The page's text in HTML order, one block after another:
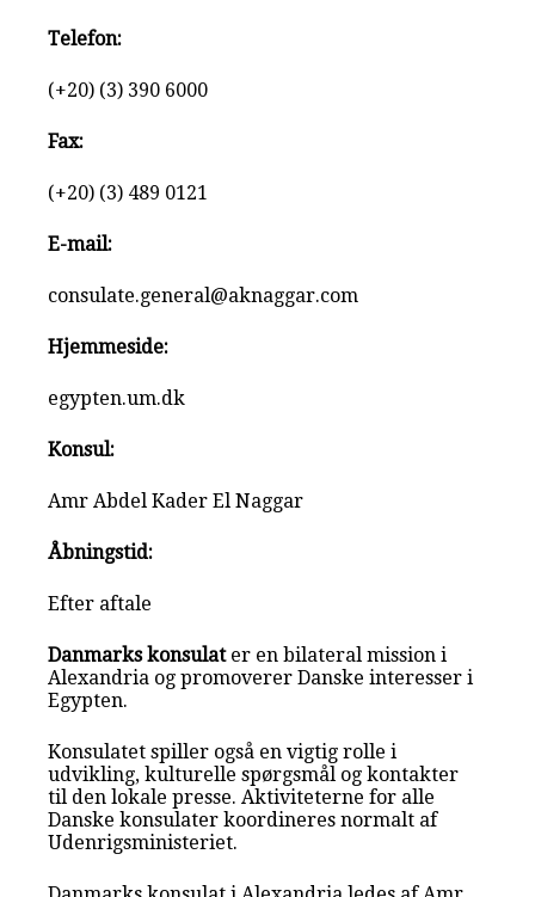
Telefon:
(+20) (3) 390 6000
Fax:
(+20) (3) 489 0121
E-mail:
consulate.general@aknaggar.com
Hjemmeside:
egypten.um.dk
Konsul:
Amr Abdel Kader El Naggar
Åbningstid:
Efter aftale
Danmarks konsulater en bilateral mission i
Alexandria og promoverer Danske interesser i
Egypten.
Konsulatet spiller også en vigtig rolle i
udvikling, kulturelle spørgsmål og kontakter
til den lokale presse. Aktiviteterne for alle
Danske konsulater koordineres normalt af
Udenrigsministeriet.